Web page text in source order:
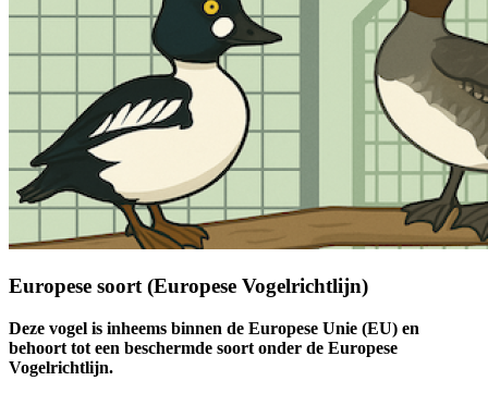
Europese soort (Europese Vogelrichtlijn)
Deze vogel is inheems binnen de Europese Unie (EU) en
behoort tot een beschermde soort onder de Europese
Vogelrichtlijn.